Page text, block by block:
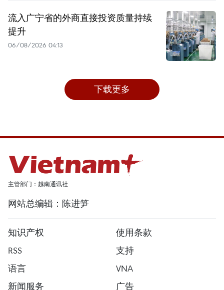
流入广宁省的外商直接投资质量持续
提升
06/08/2026 04:13
下载更多
主管部门：越南通讯社
网站总编辑：陈进笋
知识产权
使用条款
RSS
支持
语言
VNA
新闻服务
广告